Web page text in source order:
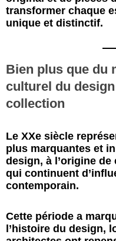
transformer chaque
unique et distinctif.
Bien plus que du
culturel du
collection
Le XXe siècle
plus marquantes et
design, à l’origine
qui continuent
contemporain.
Cette période a
l’histoire du design,